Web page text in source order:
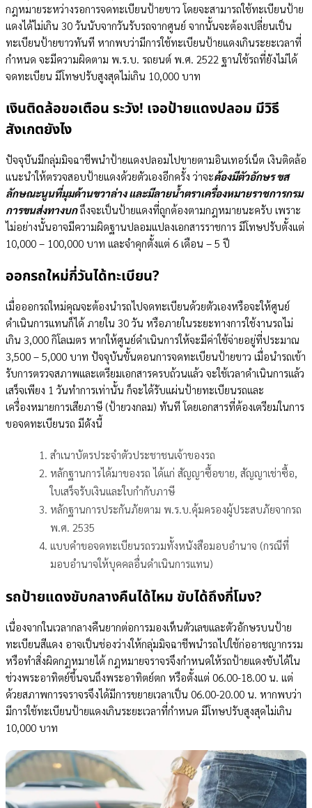
กฎหมายระหว่างรอการจดทะเบียนป้ายขาว โดยจะสามารถใช้ทะเบียนป้าย
แดงได้ไม่เกิน 30 วันนับจากวันรับรถจากศูนย์ จากนั้นจะต้องเปลี่ยนเป็น
ทะเบียนป้ายขาวทันที หากพบว่ามีการใช้ทะเบียนป้ายแดงเกินระยะเวลาที่
กำหนด จะมีความผิดตาม พ.ร.บ. รถยนต์ พ.ศ. 2522 ฐานใช้รถที่ยังไม่ได้
จดทะเบียน มีโทษปรับสูงสุดไม่เกิน 10,000 บาท
เงินติดล้อขอเตือน ระวัง! เจอป้ายแดงปลอม มีวิธี
สังเกตยังไง
ปัจจุบันมีกลุ่มมิจฉาชีพนำป้ายแดงปลอมไปขายตามอินเทอร์เน็ต เงินติดล้อ
แนะนำให้ตรวจสอบป้ายแดงด้วยตัวเองอีกครั้ง ว่าจะต้องมีตัวอักษร ขส
ลักษณะนูนที่มุมด้านขวาล่าง และมีลายน้ำตราเครื่องหมายราชการกรม
การขนส่งทางบกถึงจะเป็นป้ายแดงที่ถูกต้องตามกฎหมายนะครับ เพราะ
ไม่อย่างนั้นอาจมีความผิดฐานปลอมแปลงเอกสารราชการ มีโทษปรับตั้งแต่
10,000 – 100,000 บาท และจำคุกตั้งแต่ 6 เดือน – 5 ปี
ออกรถใหม่กี่วันได้ทะเบียน?
เมื่อออกรถใหม่คุณจะต้องนำรถไปจดทะเบียนด้วยตัวเองหรือจะให้ศูนย์
ดำเนินการแทนก็ได้ ภายใน 30 วัน หรือภายในระยะทางการใช้งานรถไม่
เกิน 3,000 กิโลเมตร หากให้ศูนย์ดำเนินการให้จะมีค่าใช้จ่ายอยู่ที่ประมาณ
3,500 – 5,000 บาท ปัจจุบันขั้นตอนการจดทะเบียนป้ายขาว เมื่อนำรถเข้า
รับการตรวจสภาพและเตรียมเอกสารครบถ้วนแล้ว จะใช้เวลาดำเนินการแล้ว
เสร็จเพียง 1 วันทำการเท่านั้น ก็จะได้รับแผ่นป้ายทะเบียนรถและ
เครื่องหมายการเสียภาษี (ป้ายวงกลม) ทันที โดยเอกสารที่ต้องเตรียมในการ
ขอจดทะเบียนรถ มีดังนี้
สำเนาบัตรประจำตัวประชาชนเจ้าของรถ
หลักฐานการได้มาของรถ ได้แก่ สัญญาซื้อขาย, สัญญาเช่าซื้อ,
ใบเสร็จรับเงินและใบกำกับภาษี
หลักฐานการประกันภัยตาม พ.ร.บ.คุ้มครองผู้ประสบภัยจากรถ
พ.ศ. 2535
แบบคำขอจดทะเบียนรถรวมทั้งหนังสือมอบอำนาจ (กรณีที่
มอบอำนาจให้บุคคลอื่นดำเนินการแทน)
รถป้ายแดงขับกลางคืนได้ไหม ขับได้ถึงกี่โมง?
เนื่องจากในเวลากลางคืนยากต่อการมองเห็นตัวเลขและตัวอักษรบนป้าย
ทะเบียนสีแดง อาจเป็นช่องว่างให้กลุ่มมิจฉาชีพนำรถไปใช้ก่ออาชญากรรม
หรือทำสิ่งผิดกฎหมายได้ กฎหมายจราจรจึงกำหนดให้รถป้ายแดงขับได้ใน
ช่วงพระอาทิตย์ขึ้นจนถึงพระอาทิตย์ตก หรือตั้งแต่ 06.00-18.00 น. แต่
ด้วยสภาพการจราจรจึงได้มีการขยายเวลาเป็น 06.00-20.00 น. หากพบว่า
มีการใช้ทะเบียนป้ายแดงเกินระยะเวลาที่กำหนด มีโทษปรับสูงสุดไม่เกิน
10,000 บาท